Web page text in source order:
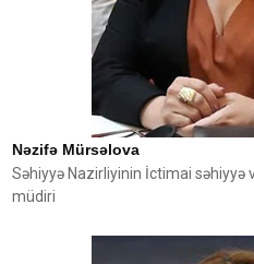
Nəzifə Mürsəlova
Səhiyyə Nazirliyinin İctimai səhiyyə
müdiri